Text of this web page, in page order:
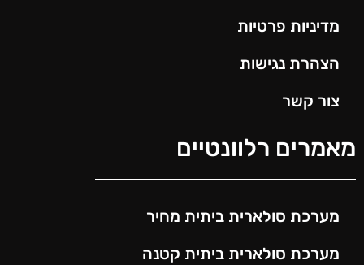
מדיניות פרטיות
הצהרת נגישות
צור קשר
מאמרים רלוונטיים
מערכת סולארית ביתית מחיר
מערכת סולארית ביתית קטנה